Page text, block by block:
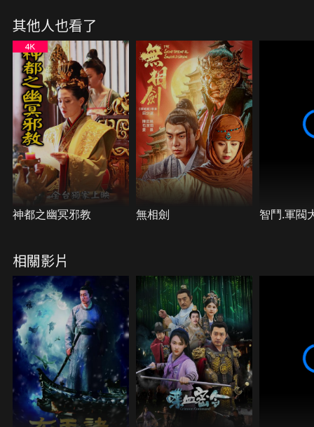
罪犯！
其他人也看了
神都之幽冥邪教 無相劍 智鬥.軍閥
相關影片